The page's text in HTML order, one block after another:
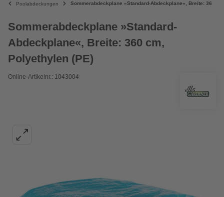
Poolabdeckungen Sommerabdeckplane »Standard-Abdeckplane«, Breite: 360
Sommerabdeckplane »Standard-
Abdeckplane«, Breite: 360 cm,
Polyethylen (PE)
Online-Artikelnr.: 1043004